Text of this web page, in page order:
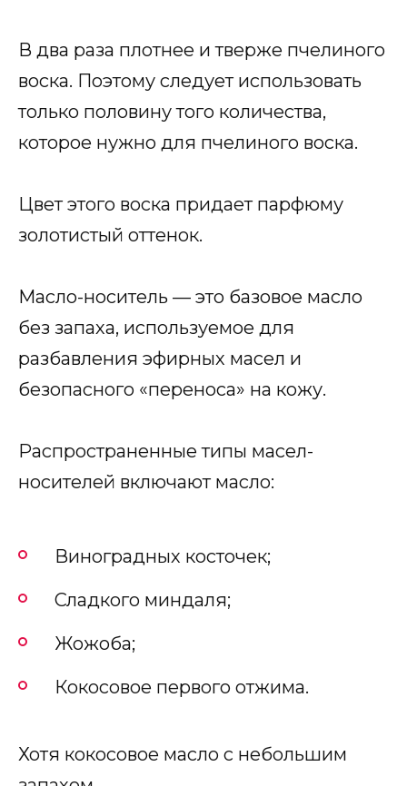
В два раза плотнее и тверже пчелиного
воска. Поэтому следует использовать
только половину того количества,
которое нужно для пчелиного воска.
Цвет этого воска придает парфюму
золотистый оттенок.
Масло-носитель — это базовое масло
без запаха, используемое для
разбавления эфирных масел и
безопасного «переноса» на кожу.
Распространенные типы масел-
носителей включают масло:
Виноградных косточек;
Сладкого миндаля;
Жожоба;
Кокосовое первого отжима.
Хотя кокосовое масло с небольшим